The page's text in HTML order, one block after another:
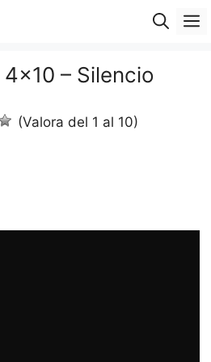
– Silencio
(Valora del 1 al 10)